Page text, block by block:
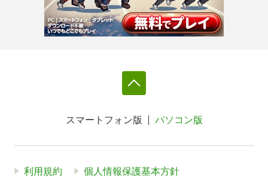
スマートフォン版 パソコン版
利用規約 個人情報保護基本方針